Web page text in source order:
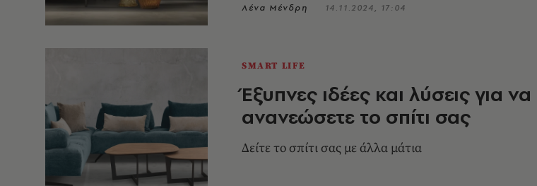
Λένα Μένδρη 14.11.2024, 17:04
SMART LIFE
Έξυπνες ιδέες και λύσεις για να
ανανεώσετε το σπίτι σας
Δείτε το σπίτι σας με άλλα μάτια